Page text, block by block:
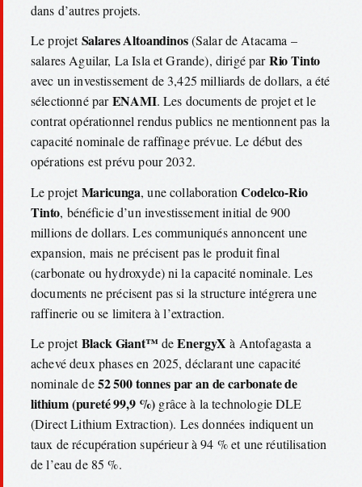
dans d’autres projets.
Le projetSalares Altoandinos(Salar de Atacama –
salares Aguilar, La Isla et Grande), dirigé parRio Tinto
avec un investissement de 3,425 milliards de dollars, a été
sélectionné parENAMI. Les documents de projet et le
contrat opérationnel rendus publics ne mentionnent pas la
capacité nominale de raffinage prévue. Le début des
opérations est prévu pour 2032.
Le projetMaricunga, une collaborationCodelco-Rio
Tinto, bénéficie d’un investissement initial de 900
millions de dollars. Les communiqués annoncent une
expansion, mais ne précisent pas le produit final
(carbonate ou hydroxyde) ni la capacité nominale. Les
documents ne précisent pas si la structure intégrera une
raffinerie ou se limitera à l’extraction.
Le projetBlack Giant™deEnergyX à Antofagasta a
achevé deux phases en 2025, déclarant une capacité
nominale de52 500 tonnes par an de carbonate de
lithium (pureté 99,9 %) grâce à la technologie DLE
(Direct Lithium Extraction). Les données indiquent un
taux de récupération supérieur à 94 % et une réutilisation
de l’eau de 85 %.